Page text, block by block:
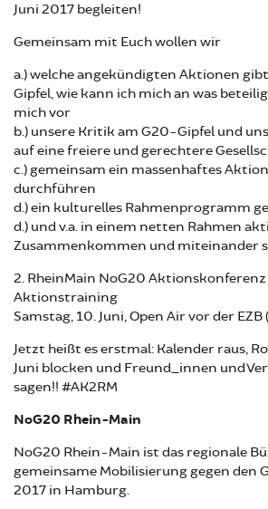
Juni 2017 begleiten!
Gemeinsam mit Euch wollen wir
a.) welche angekündigten Aktionen
Gipfel, wie kann ich mich an was
mich vor
b.) unsere Kritik am G20-Gipfel und
auf eine freiere und gerechtere
c.) gemeinsam ein massenhaftes
durchführen
d.) ein kulturelles Rahmenprogramm
d.) und v.a. in einem netten Rahmen
Zusammenkommen und miteinander
2. RheinMain NoG20
Aktionstraining
Samstag, 10. Juni, Open Air vor der
Jetzt heißt es erstmal: Kalender raus,
Juni blocken und Freund_innen und
sagen!! #AK2RM
NoG20 Rhein-Main
NoG20 Rhein-Main ist das regionale
gemeinsame Mobilisierung gegen den
2017 in Hamburg.